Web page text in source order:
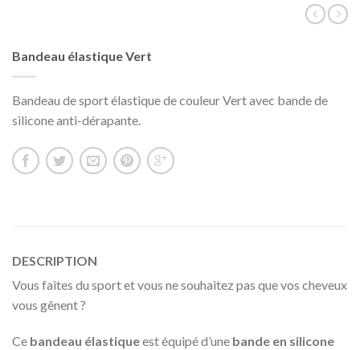
Bandeau élastique Vert
Bandeau de sport élastique de couleur Vert avec bande de
silicone anti-dérapante.
DESCRIPTION
Vous faites du sport et vous ne souhaitez pas que vos cheveux
vous gênent ?
Ce bandeau élastiqueest équipé d’une bande en silicone